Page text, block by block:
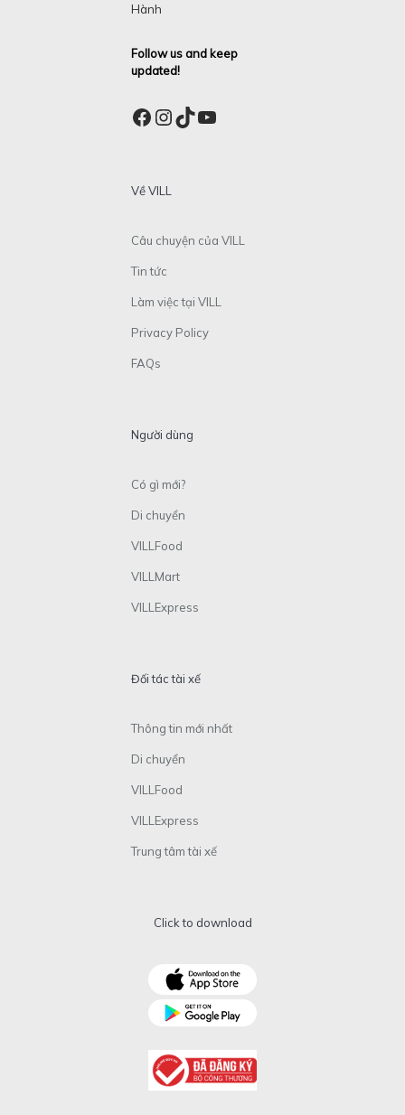
Hành
Follow us and keep
updated!
Facebook
Instagram
TikTok
YouTube
Về VILL
Câu chuyện của VILL
Tin tức
Làm việc tại VILL
Privacy Policy
FAQs
Người dùng
Có gì mới?
Di chuyển
VILLFood
VILLMart
VILLExpress
Đối tác tài xế
Thông tin mới nhất
Di chuyển
VILLFood
VILLExpress
Trung tâm tài xế
Click to download